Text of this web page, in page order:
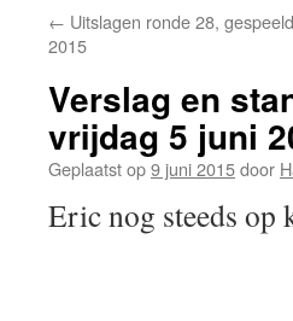
← Uitslagen ronde 28,
2015
Verslag en
vrijdag 5 juni
Geplaatst op9 juni 2015door
Eric nog steeds op